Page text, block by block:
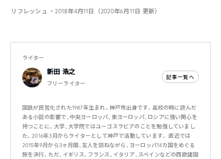
リフレッシュ ・2018年4月11日（2020年6月11日 更新）
ライター
新田 浩之
フリーライター
記事一覧へ
国鉄が民営化された1987年生まれ。神戸市出身です。高校の時に読んだ
ある小説の影響で、中央ヨーロッパ、東ヨーロッパ、ロシアに強い関心を
持つことに。大学、大学院ではユーゴスラビアのことを勉強していまし
た。2016年3月からライターとして神戸で活動しています。 直近では
2015年9月から3ヶ月間、友人を訪ねながら、ヨーロッパ14カ国をめぐる
旅を決行。ただ、イギリス、フランス、イタリア、スペインなどの西欧諸国